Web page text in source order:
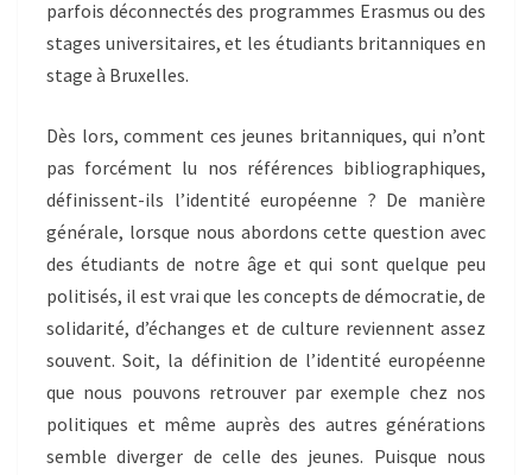
parfois déconnectés des programmes Erasmus ou des
stages universitaires, et les étudiants britanniques en
stage à Bruxelles.
Dès lors, comment ces jeunes britanniques, qui n’ont
pas forcément lu nos références bibliographiques,
définissent-ils l’identité européenne ? De manière
générale, lorsque nous abordons cette question avec
des étudiants de notre âge et qui sont quelque peu
politisés, il est vrai que les concepts de démocratie, de
solidarité, d’échanges et de culture reviennent assez
souvent. Soit, la définition de l’identité européenne
que nous pouvons retrouver par exemple chez nos
politiques et même auprès des autres générations
semble diverger de celle des jeunes. Puisque nous